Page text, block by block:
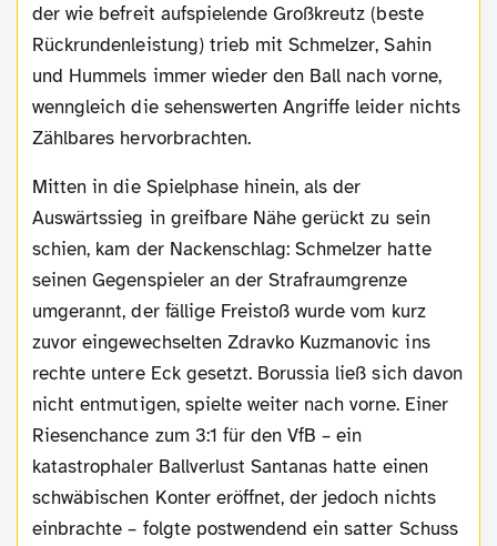
der wie befreit aufspielende Großkreutz (beste
Rückrundenleistung) trieb mit Schmelzer, Sahin
und Hummels immer wieder den Ball nach vorne,
wenngleich die sehenswerten Angriffe leider nichts
Zählbares hervorbrachten.
Mitten in die Spielphase hinein, als der
Auswärtssieg in greifbare Nähe gerückt zu sein
schien, kam der Nackenschlag: Schmelzer hatte
seinen Gegenspieler an der Strafraumgrenze
umgerannt, der fällige Freistoß wurde vom kurz
zuvor eingewechselten Zdravko Kuzmanovic ins
rechte untere Eck gesetzt. Borussia ließ sich davon
nicht entmutigen, spielte weiter nach vorne. Einer
Riesenchance zum 3:1 für den VfB – ein
katastrophaler Ballverlust Santanas hatte einen
schwäbischen Konter eröffnet, der jedoch nichts
einbrachte – folgte postwendend ein satter Schuss